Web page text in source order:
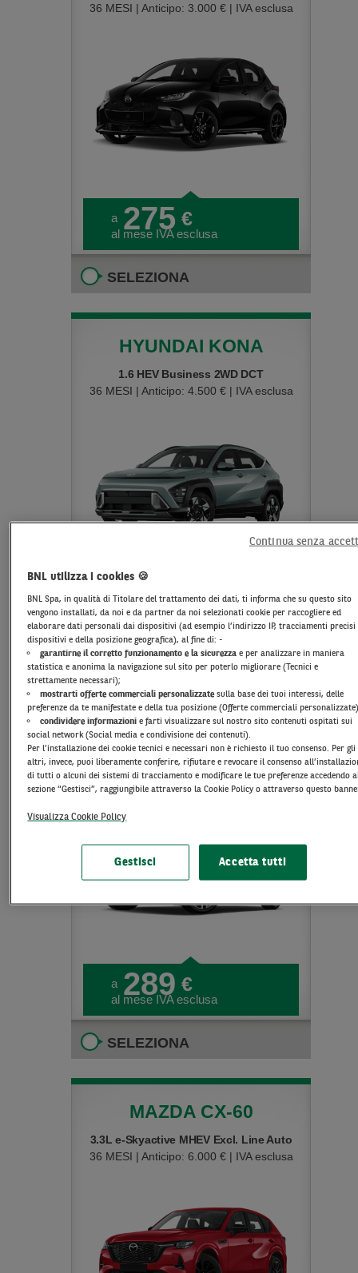
36 MESI | Anticipo: 3.000 € | IVA esclusa
a 275 €
al mese IVA esclusa
SELEZIONA
HYUNDAI KONA
1.6 HEV Business 2WD DCT
36 MESI | Anticipo: 4.500 € | IVA esclusa
a 255 €
al mese IVA esclusa
SELEZIONA
TOYOTA C-HR
Hybrid 140 Active
36 MESI | Anticipo: 5.000 € | IVA esclusa
a 289 €
al mese IVA esclusa
SELEZIONA
MAZDA CX-60
3.3L e-Skyactive MHEV Excl. Line Auto
36 MESI | Anticipo: 6.000 € | IVA esclusa
BNL utilizza i cookies 🍪
BNL Spa, in qualità di Titolare del trattamento dei dati, ti informa che su questo sito
vengono installati, da noi e da partner da noi selezionati cookie per raccogliere ed
elaborare dati personali dai dispositivi (ad esempio l’indirizzo IP, tracciamenti precisi
dispositivi e della posizione geografica), al fine di: -
garantirne il corretto funzionamento e la sicurezzae per analizzare in maniera
statistica e anonima la navigazione sul sito per poterlo migliorare (Tecnici e
strettamente necessari);
mostrarti offerte commerciali personalizzatesulla base dei tuoi interessi, delle
preferenze da te manifestate e della tua posizione (Offerte commerciali
condividere informazionie farti visualizzare sul nostro sito contenuti ospitati sui
social network (Social media e condivisione dei contenuti).
Per l’installazione dei cookie tecnici e necessari non è richiesto il tuo consenso. Per gli
altri, invece, puoi liberamente conferire, rifiutare e revocare il consenso
di tutti o alcuni dei sistemi di tracciamento e modificare le tue preferenze accedendo
sezione “Gestisci”, raggiungibile attraverso la Cookie Policy o attraverso questo
Visualizza Cookie Policy
Gestisci Accetta tutti
Continua senza